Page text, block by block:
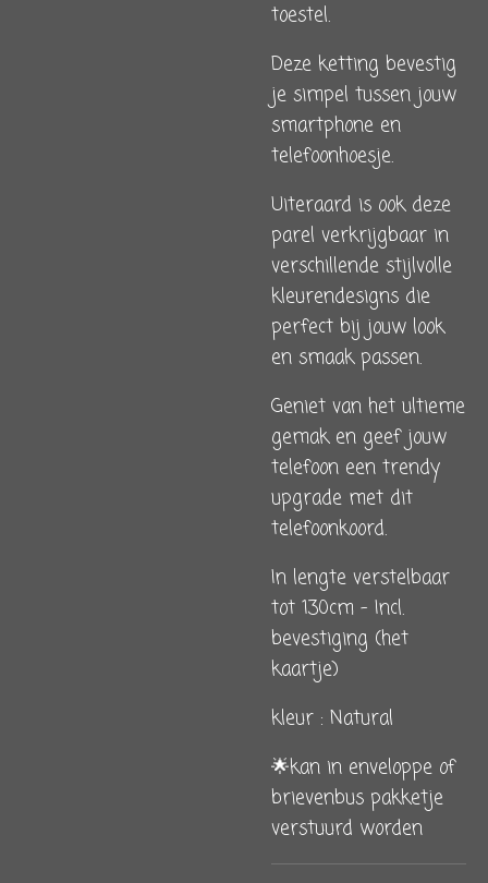
toestel.
Deze ketting bevestig
je simpel tussen jouw
smartphone en
telefoonhoesje.
Uiteraard is ook deze
parel verkrijgbaar in
verschillende stijlvolle
kleurendesigns die
perfect bij jouw look
en smaak passen.
Geniet van het ultieme
gemak en geef jouw
telefoon een trendy
upgrade met dit
telefoonkoord.
In lengte verstelbaar
tot 130cm - Incl.
bevestiging (het
kaartje)
kleur : Natural
🌟kan in enveloppe of
brievenbus pakketje
verstuurd worden